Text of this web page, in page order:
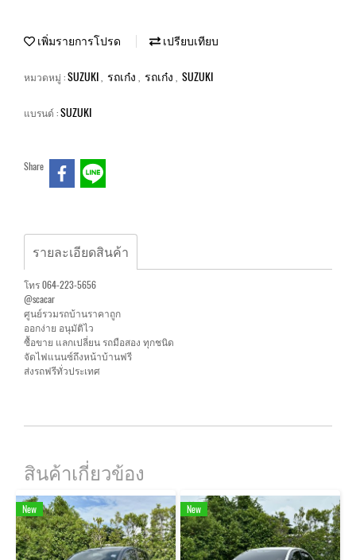
เพิ่มรายการโปรด เปรียบเทียบ
หมวดหมู่ :SUZUKI รถเก๋ง รถเก๋ง SUZUKI
แบรนด์ :SUZUKI
Share
รายละเอียดสินค้า
โทร 064-223-5656
@scacar
ศูนย์รวมรถบ้านราคาถูก
ออกง่าย อนุมัติไว
ซื้อขาย แลกเปลี่ยน รถมือสอง ทุกชนิด
จัดไฟแนนซ์ถึงหน้าบ้านฟรี
ส่งรถฟรีทั่วประเทศ
สินค้าเกี่ยวข้อง
New New